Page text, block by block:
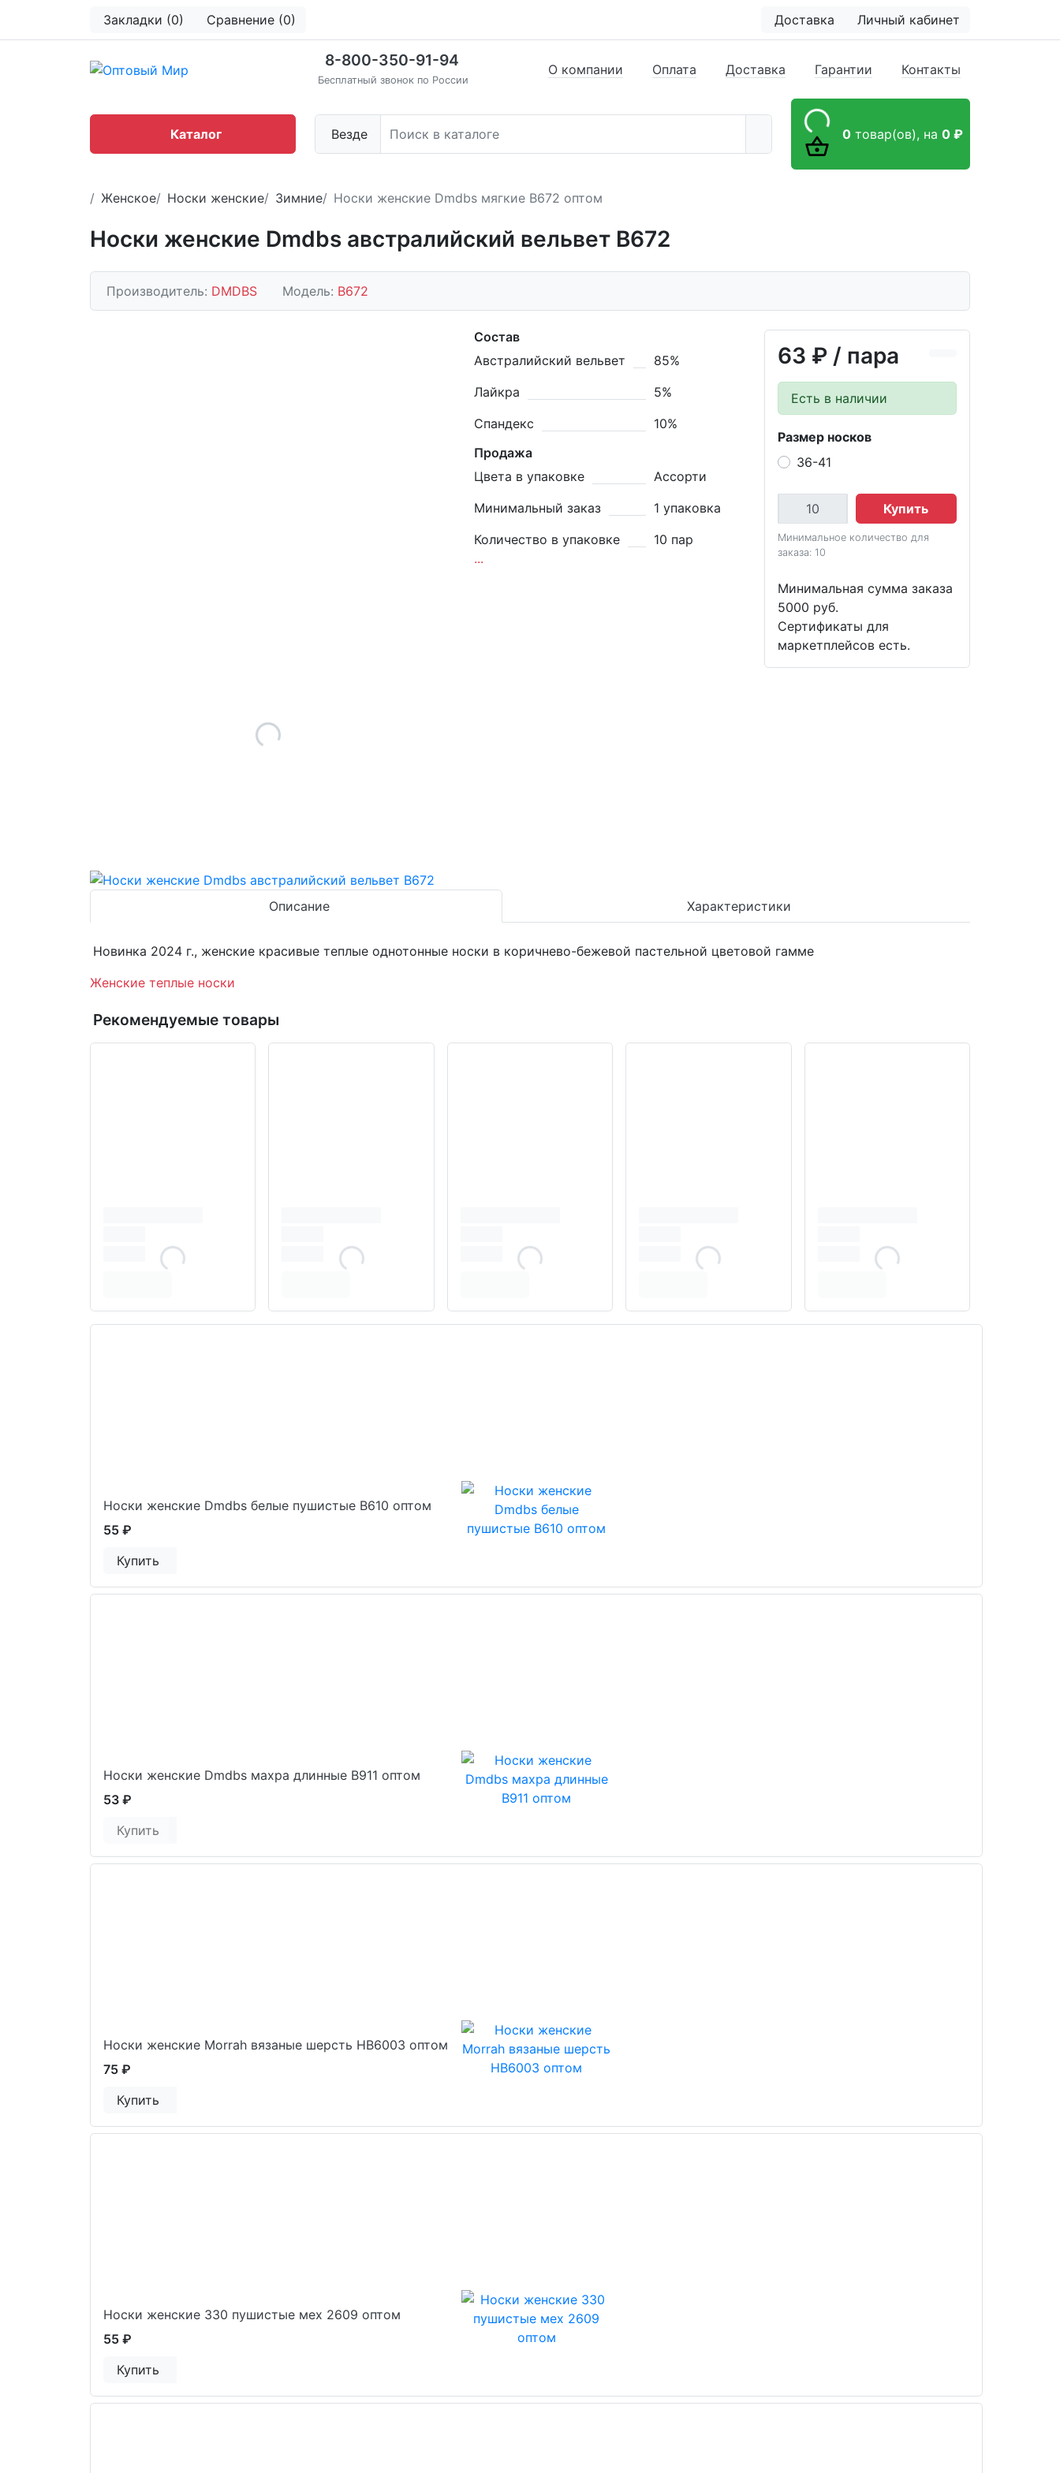
Закладки (0) Сравнение (0) Доставка Личный кабинет
8-800-350-91-94
Бесплатный звонок по России
Везде
О компании Оплата Доставка Гарантии Контакты
0 товар(ов), на 0 ₽
Каталог
Женское Носки женские Зимние Носки женские Dmdbs мягкие В672 оптом
Носки женские Dmdbs австралийский вельвет В672
Производитель: DMDBS Модель: В672
63 ₽ / пара
Есть в наличии
Размер носков
36-41
Купить
Минимальное количество для
заказа: 10
Минимальная сумма заказа
5000 руб.
Сертификаты для
маркетплейсов есть.
Состав
Австралийский вельвет
85%
Лайкра
5%
Спандекс
10%
Продажа
Цвета в упаковке
Ассорти
Минимальный заказ
1 упаковка
Количество в упаковке
10 пар
...
Описание Характеристики
Новинка 2024 г., женские красивые теплые однотонные носки в коричнево-бежевой пастельной цветовой гамме
Женские теплые носки
Рекомендуемые товары
Носки женские Dmdbs белые пушистые В610 оптом
55 ₽
Купить
Носки женские Dmdbs махра длинные В911 оптом
53 ₽
Купить
Носки женские Morrah вязаные шерсть HB6003 оптом
75 ₽
Купить
Носки женские 330 пушистые мех 2609 оптом
55 ₽
Купить